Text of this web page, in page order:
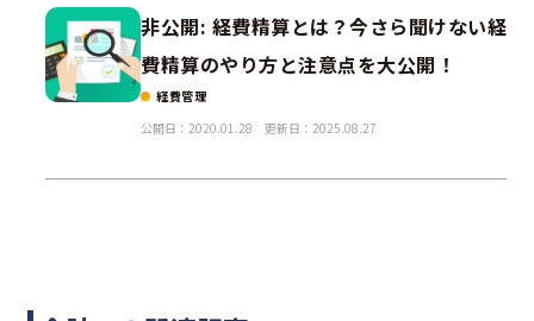
非公開: 経費精算とは？今さら聞けない経
費精算のやり方と注意点を大公開！
経費管理
公開日：2020.01.28
更新日：2025.08.27